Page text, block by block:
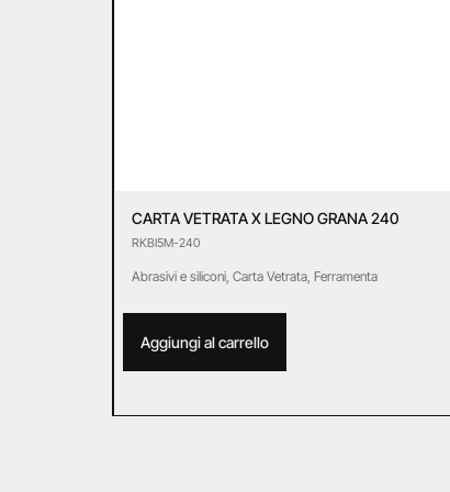
CARTA VETRATA X LEGNO GRANA 240
RKBI5M-240
Abrasivi e siliconi, Carta Vetrata, Ferramenta
Aggiungi al carrello